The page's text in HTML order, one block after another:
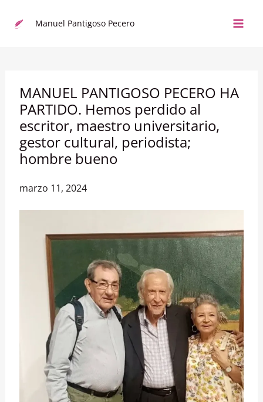
Manuel Pantigoso Pecero
MANUEL PANTIGOSO PECERO HA
PARTIDO. Hemos perdido al
escritor, maestro universitario,
gestor cultural, periodista;
hombre bueno
marzo 11, 2024